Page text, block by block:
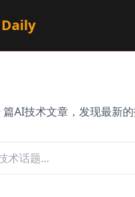
AI技术文章，发现最新